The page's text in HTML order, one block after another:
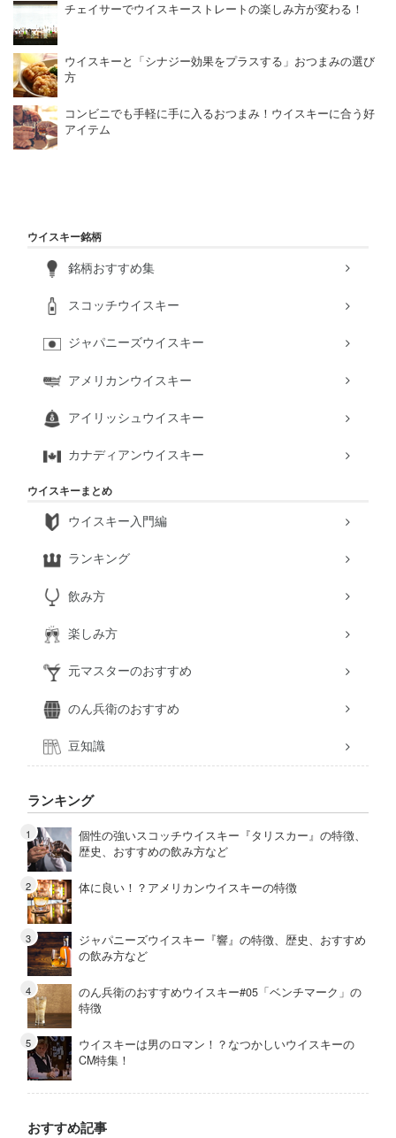
チェイサーでウイスキーストレートの楽しみ方が変わる！
ウイスキーと「シナジー効果をプラスする」おつまみの選び
方
コンビニでも手軽に手に入るおつまみ！ウイスキーに合う好
アイテム
ウイスキー銘柄
銘柄おすすめ集
スコッチウイスキー
ジャパニーズウイスキー
アメリカンウイスキー
アイリッシュウイスキー
カナディアンウイスキー
ウイスキーまとめ
ウイスキー入門編
ランキング
飲み方
楽しみ方
元マスターのおすすめ
のん兵衛のおすすめ
豆知識
ランキング
個性の強いスコッチウイスキー『タリスカー』の特徴、
歴史、おすすめの飲み方など
体に良い！？アメリカンウイスキーの特徴
ジャパニーズウイスキー『響』の特徴、歴史、おすすめ
の飲み方など
のん兵衛のおすすめウイスキー#05「ベンチマーク」の
特徴
ウイスキーは男のロマン！？なつかしいウイスキーの
CM特集！
おすすめ記事